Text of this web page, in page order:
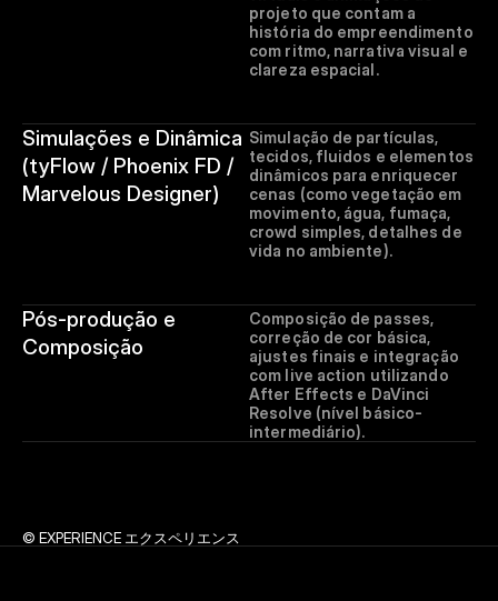
projeto que contam a
história do empreendimento
com ritmo, narrativa visual e
clareza espacial.
Simulações e Dinâmica
(tyFlow / Phoenix FD /
Marvelous Designer)
Simulação de partículas,
tecidos, fluidos e elementos
dinâmicos para enriquecer
cenas (como vegetação em
movimento, água, fumaça,
crowd simples, detalhes de
vida no ambiente).
Pós-produção e
Composição
Composição de passes,
correção de cor básica,
ajustes finais e integração
com live action utilizando
After Effects e DaVinci
Resolve (nível básico-
intermediário).
© EXPERIENCE エクスペリエンス